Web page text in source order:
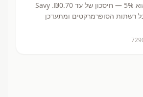
Savy
רשתות הסופרמרקטים ומתעדכן